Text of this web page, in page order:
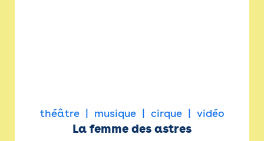
théâtre musique cirque vidéo
La femme des astres